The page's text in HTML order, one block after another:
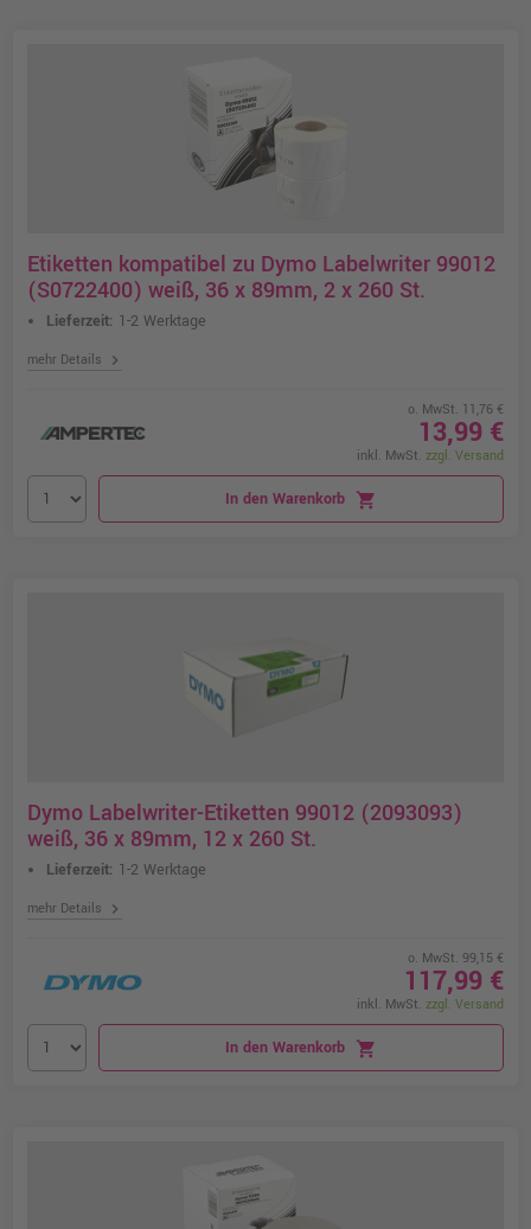
Etiketten kompatibel zu Dymo Labelwriter 99012
(S0722400) weiß, 36 x 89mm, 2 x 260 St.
Lieferzeit: 1-2 Werktage
mehr Details chevron_right
o. MwSt. 11,76 €
13,99 €
inkl. MwSt. zzgl. Versand
In den Warenkorb shopping_cart
Dymo Labelwriter-Etiketten 99012 (2093093)
weiß, 36 x 89mm, 12 x 260 St.
Lieferzeit: 1-2 Werktage
mehr Details chevron_right
o. MwSt. 99,15 €
117,99 €
inkl. MwSt. zzgl. Versand
In den Warenkorb shopping_cart